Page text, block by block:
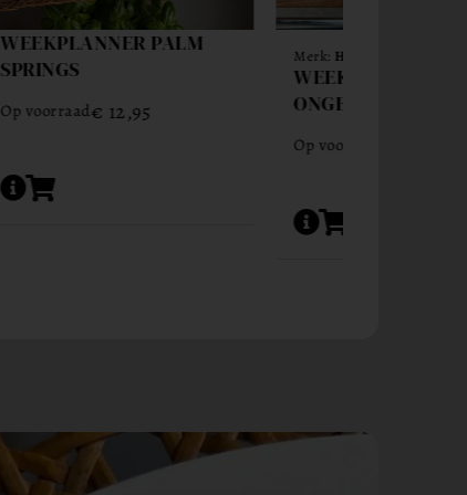
Merk:Haferkorn & Sauerbrey
WEEKPLANNER
ONGEDATEERD KLEURRIJK
ONGEDATEERD
Slechts 2 resterend op